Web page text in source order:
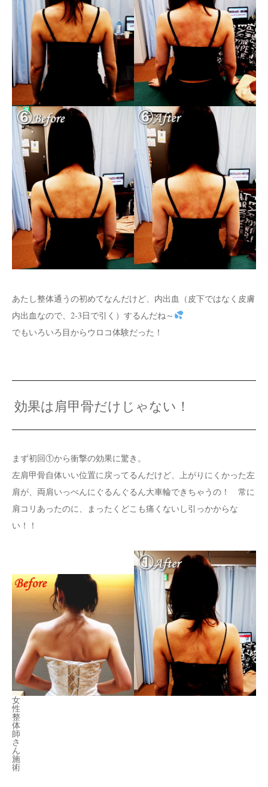
あたし整体通うの初めてなんだけど、内出血（皮下ではなく皮膚
内出血なので、2-3日で引く）するんだね～
でもいろいろ目からウロコ体験だった！
効果は肩甲骨だけじゃない！
まず初回①から衝撃の効果に驚き。
左肩甲骨自体いい位置に戻ってるんだけど、上がりにくかった左
肩が、両肩いっぺんにぐるんぐるん大車輪できちゃうの！ 常に
肩コリあったのに、まったくどこも痛くないし引っかからな
い！！
女
性
整
体
師
さ
ん
施
術